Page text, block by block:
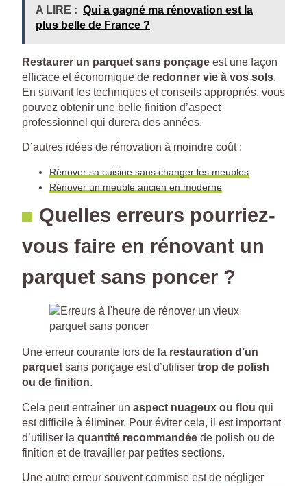
A LIRE : Qui a gagné ma rénovation est la
plus belle de France ?
Restaurer un parquet sans ponçage est une façon
efficace et économique de redonner vie à vos sols.
En suivant les techniques et conseils appropriés, vous
pouvez obtenir une belle finition d’aspect
professionnel qui durera des années.
D’autres idées de rénovation à moindre coût :
Rénover sa cuisine sans changer les meubles
Rénover un meuble ancien en moderne
Quelles erreurs pourriez-
vous faire en rénovant un
parquet sans poncer ?
Une erreur courante lors de la restauration d’un
parquet sans ponçage est d’utiliser trop de polish
ou de finition.
Cela peut entraîner un aspect nuageux ou flou qui
est difficile à éliminer. Pour éviter cela, il est important
d’utiliser la quantité recommandée de polish ou de
finition et de travailler par petites sections.
Une autre erreur souvent commise est de négliger